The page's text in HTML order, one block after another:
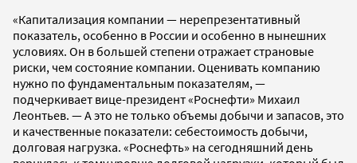
«Капитализация компании — нерепрезентативный
показатель, особенно в России и особенно в нынешних
условиях. Он в большей степени отражает страновые
риски, чем состояние компании. Оценивать компанию
нужно по фундаментальным показателям, —
подчеркивает вице-президент «Роснефти» Михаил
Леонтьев. — А это не только объемы добычи и запасов, это
и качественные показатели: себестоимость добычи,
долговая нагрузка. «Роснефть» на сегодняшний день